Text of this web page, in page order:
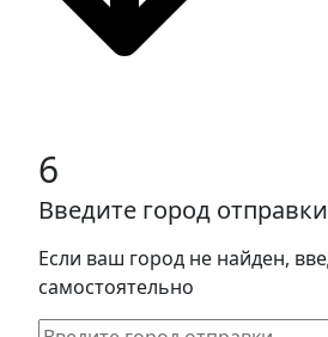
6
Введите город
Если ваш город не найден,
самостоятельно